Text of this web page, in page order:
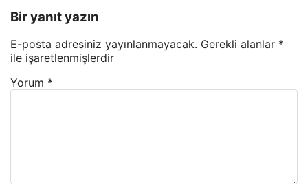
Bir yanıt yazın
E-posta adresiniz yayınlanmayacak. Gerekli alanlar *
ile işaretlenmişlerdir
Yorum *